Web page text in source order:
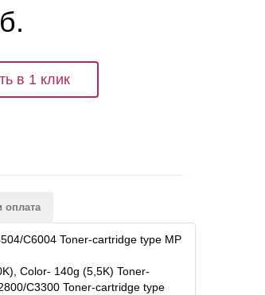
в 1 клик
оплата
C6004 Toner-cartridge type MP
Color- 140g (5,5K) Toner-
C3300 Toner-cartridge type